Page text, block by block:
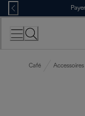
Skip
to
Content
Café Accessoires